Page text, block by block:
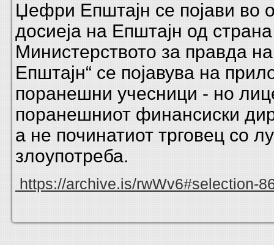
Џефри Епштајн се појави во
досиеја на Епштајн од
Министерството за правда
Епштајн“ се појавува на
поранешни учесници - но
поранешниот финансиски
а не починатиот трговец со
злоупотреба.
https://archive.is/rwWv6#selection-